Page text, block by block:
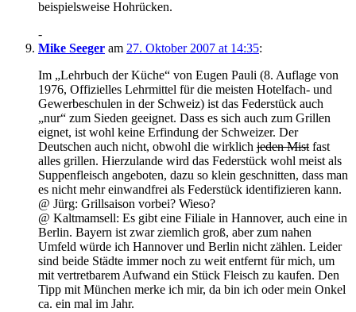
beispielsweise Hohrücken.
-
Mike Seeger am 27. Oktober 2007 at 14:35:
Im „Lehrbuch der Küche“ von Eugen Pauli (8. Auflage von
1976, Offizielles Lehrmittel für die meisten Hotelfach- und
Gewerbeschulen in der Schweiz) ist das Federstück auch
„nur“ zum Sieden geeignet. Dass es sich auch zum Grillen
eignet, ist wohl keine Erfindung der Schweizer. Der
Deutschen auch nicht, obwohl die wirklich jeden Mist fast
alles grillen. Hierzulande wird das Federstück wohl meist als
Suppenfleisch angeboten, dazu so klein geschnitten, dass man
es nicht mehr einwandfrei als Federstück identifizieren kann.
@ Jürg: Grillsaison vorbei? Wieso?
@ Kaltmamsell: Es gibt eine Filiale in Hannover, auch eine in
Berlin. Bayern ist zwar ziemlich groß, aber zum nahen
Umfeld würde ich Hannover und Berlin nicht zählen. Leider
sind beide Städte immer noch zu weit entfernt für mich, um
mit vertretbarem Aufwand ein Stück Fleisch zu kaufen. Den
Tipp mit München merke ich mir, da bin ich oder mein Onkel
ca. ein mal im Jahr.